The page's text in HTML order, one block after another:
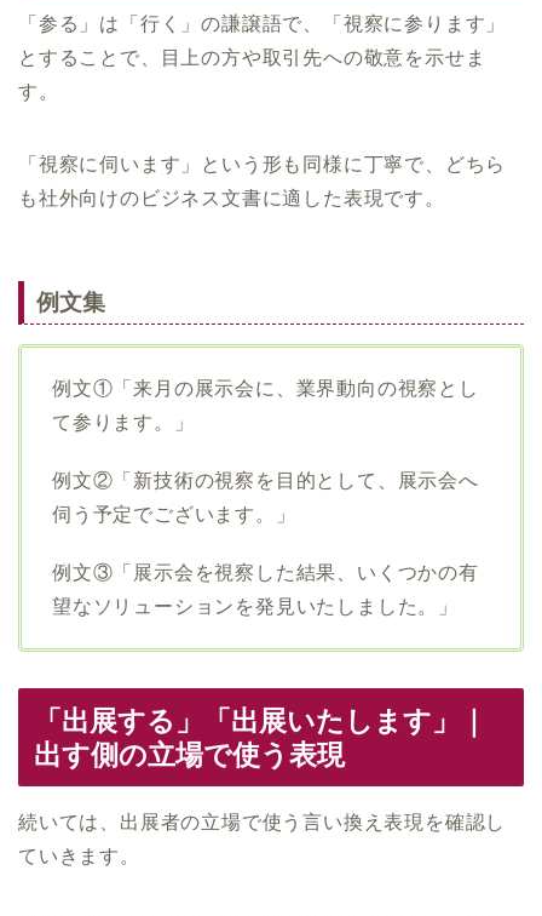
「参る」は「行く」の謙譲語で、「視察に参ります」
とすることで、目上の方や取引先への敬意を示せま
す。
「視察に伺います」という形も同様に丁寧で、どちら
も社外向けのビジネス文書に適した表現です。
例文集
例文①「来月の展示会に、業界動向の視察とし
て参ります。」
例文②「新技術の視察を目的として、展示会へ
伺う予定でございます。」
例文③「展示会を視察した結果、いくつかの有
望なソリューションを発見いたしました。」
「出展する」「出展いたします」｜
出す側の立場で使う表現
続いては、出展者の立場で使う言い換え表現を確認し
ていきます。